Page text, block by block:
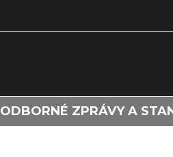
ODBORNÉ ZPRÁVY A